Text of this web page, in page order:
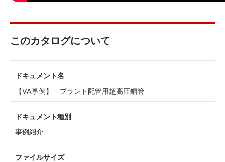
このカタログについて
ドキュメント名
【VA事例】 プラント配管用超高圧鋼管
ドキュメント種別
事例紹介
ファイルサイズ